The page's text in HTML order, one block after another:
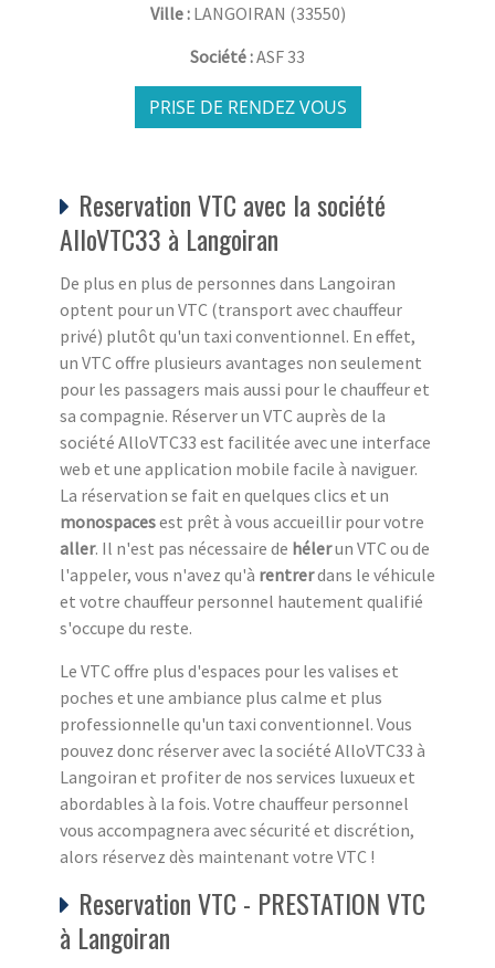
Ville : LANGOIRAN (33550)
Société :ASF 33
PRISE DE RENDEZ VOUS
Reservation VTC avec la société
AlloVTC33 à Langoiran
De plus en plus de personnes dans Langoiran
optent pour un VTC (transport avec chauffeur
privé) plutôt qu'un taxi conventionnel. En effet,
un VTC offre plusieurs avantages non seulement
pour les passagers mais aussi pour le chauffeur et
sa compagnie. Réserver un VTC auprès de la
société AlloVTC33 est facilitée avec une interface
web et une application mobile facile à naviguer.
La réservation se fait en quelques clics et un
monospacesest prêt à vous accueillir pour votre
aller. Il n'est pas nécessaire de hélerun VTC ou de
l'appeler, vous n'avez qu'à rentrerdans le véhicule
et votre chauffeur personnel hautement qualifié
s'occupe du reste.
Le VTC offre plus d'espaces pour les valises et
poches et une ambiance plus calme et plus
professionnelle qu'un taxi conventionnel. Vous
pouvez donc réserver avec la société AlloVTC33 à
Langoiran et profiter de nos services luxueux et
abordables à la fois. Votre chauffeur personnel
vous accompagnera avec sécurité et discrétion,
alors réservez dès maintenant votre VTC !
Reservation VTC - PRESTATION VTC
à Langoiran